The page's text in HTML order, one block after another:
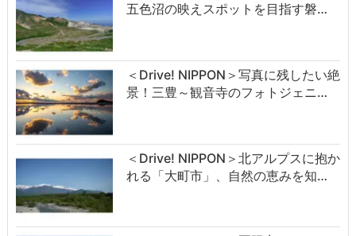
五色沼の映えスポットを目指す磐…
＜Drive! NIPPON＞写真に残したい絶
景！三豊～観音寺のフォトジェニ…
＜Drive! NIPPON＞北アルプスに抱か
れる「大町市」、自然の恵みを知…